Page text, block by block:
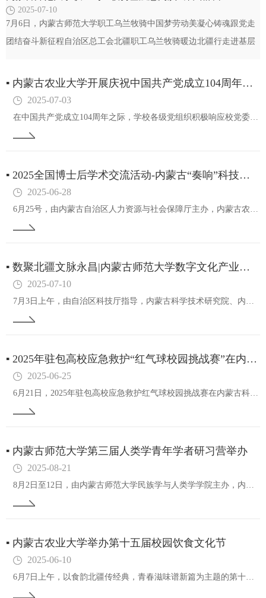
2025-07-10
7月6日，内蒙古师范大学职工乌兰牧骑中国梦劳动美凝心铸魂跟党走
团结奋斗新征程自治区总工会北疆职工乌兰牧骑暖边北疆行走进基层
▪ 内蒙古农业大学开展庆祝中国共产党成立104周年系列活动
2025-07-03
在中国共产党成立104周年之际，学校各级党组织积极响应校党委号召，围绕党建领航强作风挺膺担当践初心主题，精心策划并实施了一系列丰富多彩、意义深远的活动，以实际行动向党的生日献礼，进一步激发了全校党员干部的爱党爱国热情和干事创业激情。深学细悟…
▪ 2025全国博士后学术交流活动-内蒙古“奏响”科技兴农新乐章
2025-06-28
6月25号，由内蒙古自治区人力资源与社会保障厅主办，内蒙古农业大学承办的科聚新农业共话新未来2025全国博士后学术交流活动在呼和浩特隆重开幕。现场来自全国各地50余家高校、科研院所的200余名特邀专家、学者、青年博士后精英齐聚一堂，共同探讨…
▪ 数聚北疆文脉永昌|内蒙古师范大学数字文化产业科技成果重磅发布！
2025-07-10
7月3日上午，由自治区科技厅指导，内蒙古科学技术研究院、内蒙古师范大学主办的2025年第38期蒙科聚专题发布会数字文化产业科技成果专题发布会在蒙科聚创新生态馆桃李厅举办。内蒙古科学技术研究院党组成员、副院长曹瑾鑫，内蒙古师范大学党委委员、副…
▪ 2025年驻包高校应急救护“红气球校园挑战赛”在内科大圆满收官
2025-06-25
6月21日，2025年驻包高校应急救护红气球校园挑战赛在内蒙古科技大学鸣笛启幕，来自驻包8所高校的100支队伍、500名师生参加本次比赛，以赛促学共同提升青年大学生的应急救护能力。挑战赛现场本次赛事由中国红十字基金会、内蒙古自治区红十字会、…
▪ 内蒙古师范大学第三届人类学青年学者研习营举办
2025-08-21
8月2日至12日，由内蒙古师范大学民族学与人类学学院主办，内蒙古师范大学中华民族共同体研究基地、内蒙古北疆文化研究基地共同承办的内蒙古师范大学第三届人类学青年学者研习营举办。我校党委委员、副校长杨玉成出席开幕式并致辞。本届研习营以生计与栖居…
▪ 内蒙古农业大学举办第十五届校园饮食文化节
2025-06-10
6月7日上午，以食韵北疆传经典，青春滋味谱新篇为主题的第十五届校园饮食文化节在西校区桃园广场启幕。党委委员、副校长陆海平和董同力嘎出席活动。本届饮食文化节由宣传部、团委、学生工作部联合主办，食品科学与工程学院与内蒙古营养学会承办。现场设置了…